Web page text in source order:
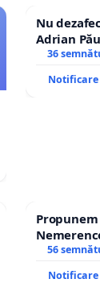
Nu
Adrian
Icoanei!
36
Sanatatii
56